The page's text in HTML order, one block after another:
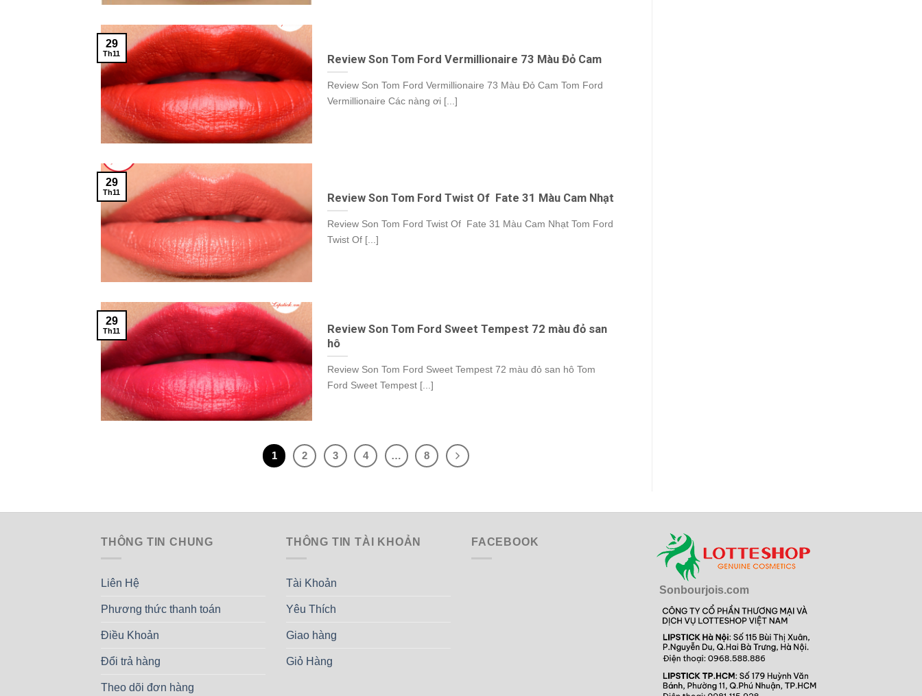
Review Son Tom Ford Vermillionaire 73 Màu Đỏ Cam
Review Son Tom Ford Vermillionaire 73 Màu Đỏ Cam Tom Ford
Vermillionaire Các nàng ơi [...]
29
Th11
Review Son Tom Ford Twist Of Fate 31 Màu Cam Nhạt
Review Son Tom Ford Twist Of Fate 31 Màu Cam Nhạt Tom Ford
Twist Of [...]
29
Th11
Review Son Tom Ford Sweet Tempest 72 màu đỏ san
hô
Review Son Tom Ford Sweet Tempest 72 màu đỏ san hô Tom
Ford Sweet Tempest [...]
29
Th11
1 2 3 4 … 8
THÔNG TIN CHUNG
Liên Hệ
Phương thức thanh toán
Điều Khoản
Đổi trả hàng
Theo dõi đơn hàng
THÔNG TIN TÀI KHOẢN
Tài Khoản
Yêu Thích
Giao hàng
Giỏ Hàng
FACEBOOK
Sonbourjois.com